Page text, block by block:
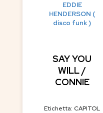
EDDIE
HENDERSON (
disco funk )
SAY YOU
WILL /
CONNIE
Etichetta: CAPITOL